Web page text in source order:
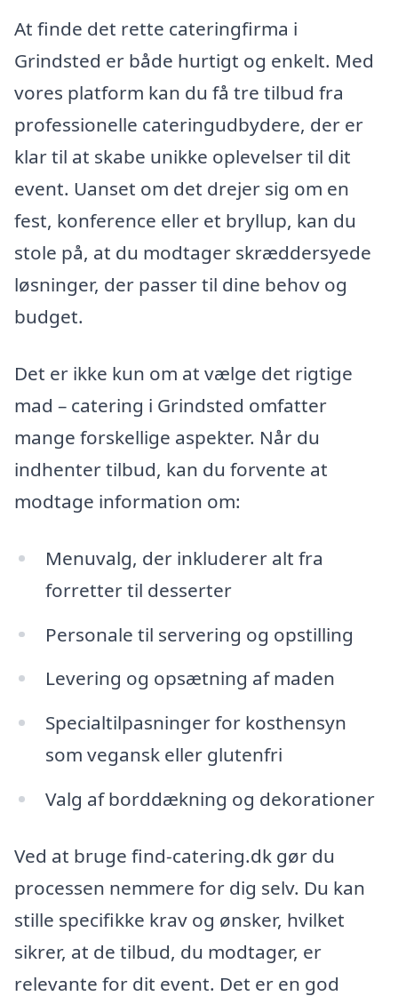
At finde det rette cateringfirma i
Grindsted er både hurtigt og enkelt. Med
vores platform kan du få tre tilbud fra
professionelle cateringudbydere, der er
klar til at skabe unikke oplevelser til dit
event. Uanset om det drejer sig om en
fest, konference eller et bryllup, kan du
stole på, at du modtager skræddersyede
løsninger, der passer til dine behov og
budget.
Det er ikke kun om at vælge det rigtige
mad – catering i Grindsted omfatter
mange forskellige aspekter. Når du
indhenter tilbud, kan du forvente at
modtage information om:
Menuvalg, der inkluderer alt fra
forretter til desserter
Personale til servering og opstilling
Levering og opsætning af maden
Specialtilpasninger for kosthensyn
som vegansk eller glutenfri
Valg af borddækning og dekorationer
Ved at bruge find-catering.dk gør du
processen nemmere for dig selv. Du kan
stille specifikke krav og ønsker, hvilket
sikrer, at de tilbud, du modtager, er
relevante for dit event. Det er en god